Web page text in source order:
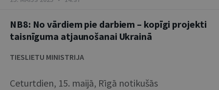
NB8: No vārdiem pie darbiem – kopīgi projekti
taisnīguma atjaunošanai Ukrainā
TIESLIETU MINISTRIJA
Ceturtdien, 15. maijā, Rīgā notikušās